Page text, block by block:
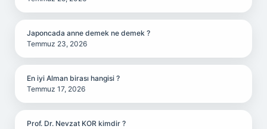
Japoncada anne demek ne demek ?
Temmuz 23, 2026
En iyi Alman birası hangisi ?
Temmuz 17, 2026
Prof. Dr. Nevzat KOR kimdir ?